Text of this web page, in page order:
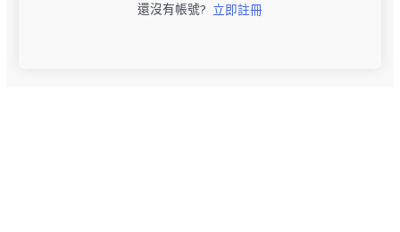
還沒有帳號? 立即註冊